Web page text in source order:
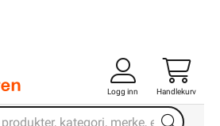
Logg inn Handlekurv